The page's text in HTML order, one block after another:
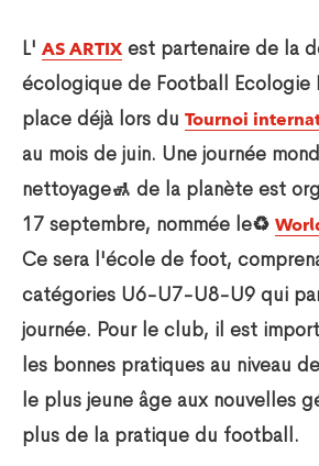
L' AS ARTIX est partenaire de la
écologique de Football Ecologie
place déjà lors du Tournoi
au mois de juin. Une journée
nettoyage🚮 de la planète est
17 septembre, nommée le♻
Ce sera l'école de foot,
catégories U6-U7-U8-U9 qui
journée. Pour le club, il est
les bonnes pratiques au niveau
le plus jeune âge aux nouvelles
plus de la pratique du football.